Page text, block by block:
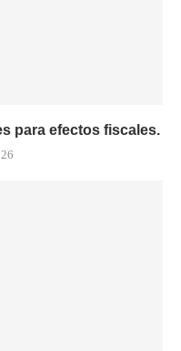
para efectos fiscales.